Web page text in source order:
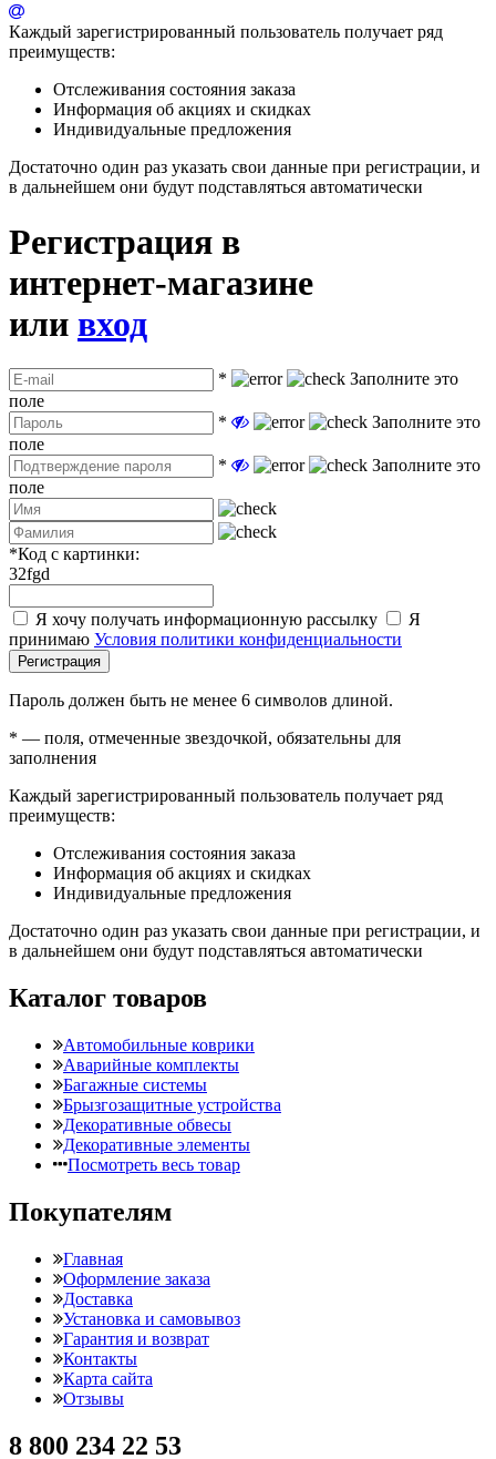
Каждый зарегистрированный пользователь получает ряд
преимуществ:
Отслеживания состояния заказа
Информация об акциях и скидках
Индивидуальные предложения
Достаточно один раз указать свои данные при регистрации, и
в дальнейшем они будут подставляться автоматически
Регистрация в
интернет-магазине
или вход
*
Заполните это
поле
*
Заполните это
поле
*
Заполните это
поле
*Код с картинки:
32fgd
Я хочу получать информационную рассылку
Я
принимаю Условия политики конфиденциальности
Регистрация
Пароль должен быть не менее 6 символов длиной.
* — поля, отмеченные звездочкой, обязательны для
заполнения
Каждый зарегистрированный пользователь получает ряд
преимуществ:
Отслеживания состояния заказа
Информация об акциях и скидках
Индивидуальные предложения
Достаточно один раз указать свои данные при регистрации, и
в дальнейшем они будут подставляться автоматически
Каталог товаров
Автомобильные коврики
Аварийные комплекты
Багажные системы
Брызгозащитные устройства
Декоративные обвесы
Декоративные элементы
Посмотреть весь товар
Покупателям
Главная
Оформление заказа
Доставка
Установка и самовывоз
Гарантия и возврат
Контакты
Карта сайта
Отзывы
8 800 234 22 53